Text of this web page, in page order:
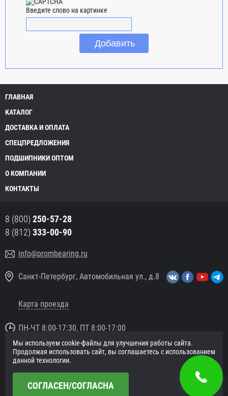
Введите слово на картинке
ГЛАВНАЯ
КАТАЛОГ
ДОСТАВКА И ОПЛАТА
СПЕЦПРЕДЛОЖЕНИЯ
ПОДШИПНИКИ ОПТОМ
О КОМПАНИИ
КОНТАКТЫ
8 (800) 250-57-28
8 (812) 333-00-90
info@prombearing.ru
Санкт-Петербург, Автомобильная ул., д.8
Карта проезда
ПН-ЧТ 8:00-17:30, ПТ 8:00-17:00
© 2016 «PromBearing.ru»
Подшипники оптом и в розницу.
Мы используем cookie-файлы для улучшения работы сайта.
Продолжая использовать сайт, вы соглашаетесь с использованием
данной технологии.
СОГЛАСЕН/СОГЛАСНА